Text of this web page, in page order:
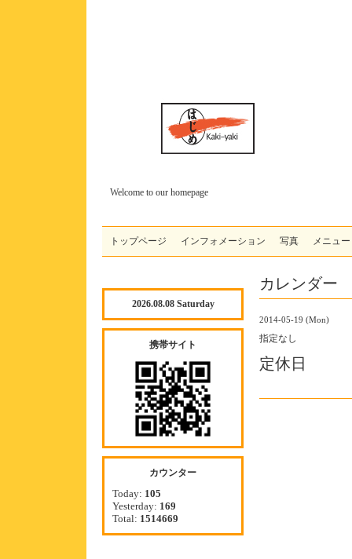
Welcome to our homepage
トップページ インフォメーション 写真 メニュー
カレンダー
2014-05-19 (Mon)
指定なし
定休日
2026.08.08 Saturday
携帯サイト
カウンター
Today: 105
Yesterday: 169
Total: 1514669